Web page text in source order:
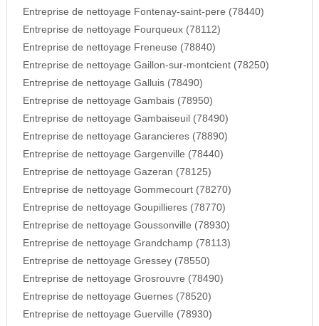
Entreprise de nettoyage Fontenay-saint-pere (78440)
Entreprise de nettoyage Fourqueux (78112)
Entreprise de nettoyage Freneuse (78840)
Entreprise de nettoyage Gaillon-sur-montcient (78250)
Entreprise de nettoyage Galluis (78490)
Entreprise de nettoyage Gambais (78950)
Entreprise de nettoyage Gambaiseuil (78490)
Entreprise de nettoyage Garancieres (78890)
Entreprise de nettoyage Gargenville (78440)
Entreprise de nettoyage Gazeran (78125)
Entreprise de nettoyage Gommecourt (78270)
Entreprise de nettoyage Goupillieres (78770)
Entreprise de nettoyage Goussonville (78930)
Entreprise de nettoyage Grandchamp (78113)
Entreprise de nettoyage Gressey (78550)
Entreprise de nettoyage Grosrouvre (78490)
Entreprise de nettoyage Guernes (78520)
Entreprise de nettoyage Guerville (78930)